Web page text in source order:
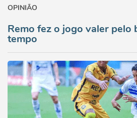
OPINIÃO
Remo fez o jogo valer pelo
tempo